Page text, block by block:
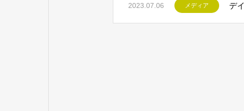
2023.07.06 メディア デ